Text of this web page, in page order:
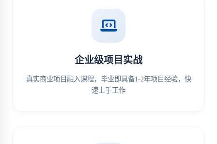
企业级项目实战
真实商业项目融入课程，毕业即具备1-2年项目经验，快
速上手工作